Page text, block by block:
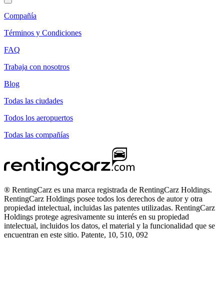
Compañía
Términos y Condiciones
FAQ
Trabaja con nosotros
Blog
Todas las ciudades
Todos los aeropuertos
Todas las compañías
® RentingCarz es una marca registrada de RentingCarz Holdings.
RentingCarz Holdings posee todos los derechos de autor y otra
propiedad intelectual, incluidas las patentes utilizadas. RentingCarz
Holdings protege agresivamente su interés en su propiedad
intelectual, incluidos los datos, el material y la funcionalidad que se
encuentran en este sitio. Patente, 10, 510, 092